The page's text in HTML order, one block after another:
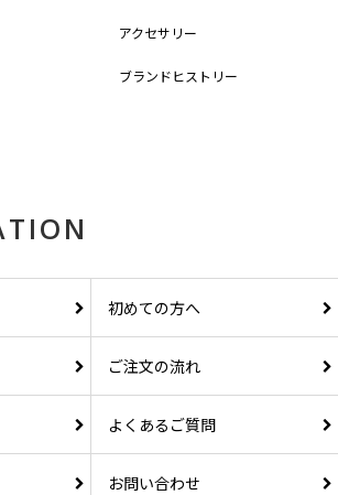
アクセサリー
ブランドヒストリー
初めての方へ
ご注文の流れ
よくあるご質問
お問い合わせ